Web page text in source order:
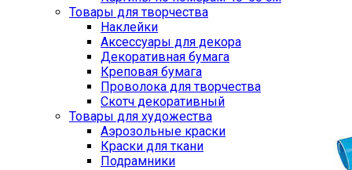
Товары для творчества
Наклейки
Аксессуары для декора
Декоративная бумага
Креповая бумага
Проволока для творчества
Скотч декоративный
Товары для художества
Аэрозольные краски
Краски для ткани
Подрамники